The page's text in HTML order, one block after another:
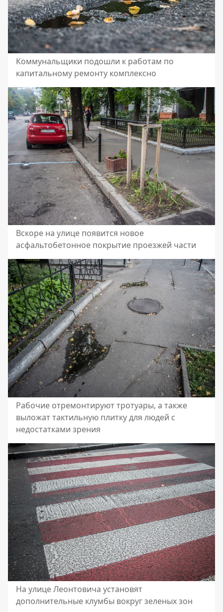
Коммунальщики подошли к работам по
капитальному ремонту комплексно
Вскоре на улице появится новое
асфальтобетонное покрытие проезжей части
Рабочие отремонтируют тротуары, а также
выложат тактильную плитку для людей с
недостатками зрения
На улице Леонтовича установят
дополнительные клумбы вокруг зеленых зон